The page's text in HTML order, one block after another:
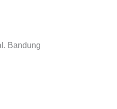
Bandung